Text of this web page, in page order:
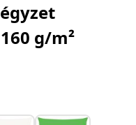
g/m²